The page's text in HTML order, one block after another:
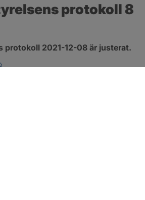
protokoll 8
protokoll 2021-12-08 är justerat.
pdf, 290 kB, öppnas i nytt fönster.